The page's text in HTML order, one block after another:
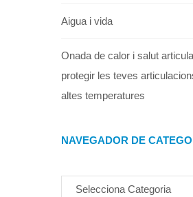
Aigua i vida
Onada de calor i salut
protegir les teves
altes temperatures
NAVEGADOR DE